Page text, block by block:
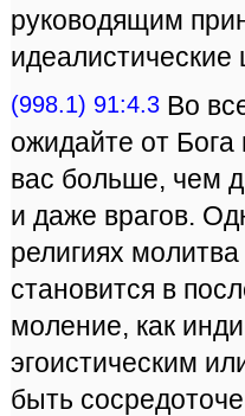
руководящим
(998.1) 91:4.3 Во
ожидайте от
вас больше, чем
и даже врагов.
религиях
становится в
моление, как
эгоистическим
быть